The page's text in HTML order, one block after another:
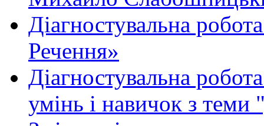
Діагностувальна
Речення»
Діагностувальна
умінь і навичок з теми